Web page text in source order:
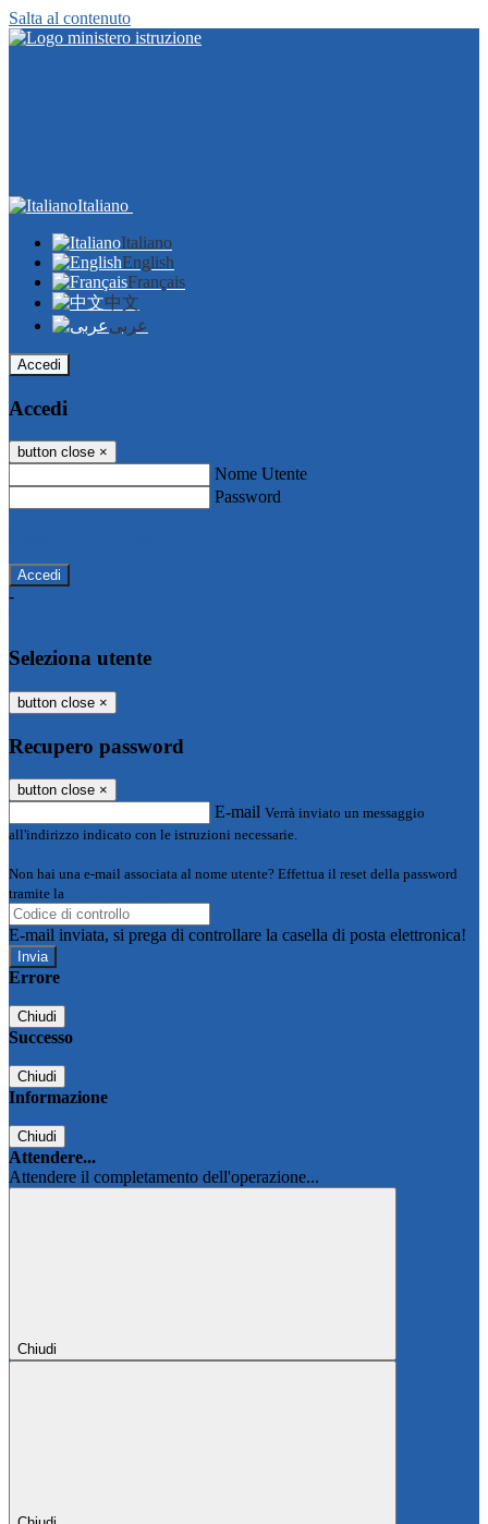
Salta al contenuto
Italiano
Italiano
English
Français
中文
عربى
Accedi
Accedi
button close ×
Nome Utente
Password
-
Seleziona utente
button close ×
Recupero password
button close ×
E-mail Verrà inviato un messaggio
all'indirizzo indicato con le istruzioni necessarie.
Non hai una e-mail associata al nome utente? Effettua il reset della password
tramite la
E-mail inviata, si prega di controllare la casella di posta elettronica!
Errore
Chiudi
Successo
Chiudi
Informazione
Chiudi
Attendere...
Attendere il completamento dell'operazione...
Chiudi